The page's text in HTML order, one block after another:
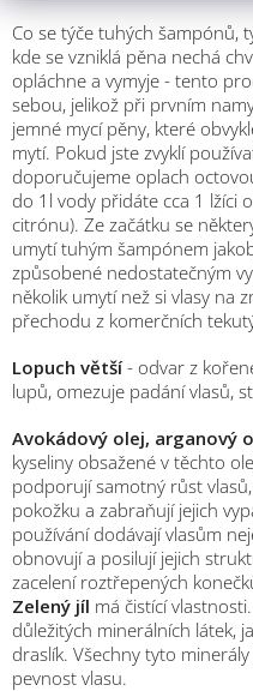
Co se týče tuhých šampónů,
kde se vzniklá pěna nechá
opláchne a vymyje - tento
sebou, jelikož při prvním
jemné mycí pěny, které
mytí. Pokud jste zvyklí
doporučujeme oplach
do 1l vody přidáte cca 1 lžíci
citrónu). Ze začátku se
umytí tuhým šampónem
způsobené nedostatečným
několik umytí než si vlasy na
přechodu z komerčních
Lopuch větší - odvar z
lupů, omezuje padání vlasů,
Avokádový olej, arganový
kyseliny obsažené v těchto
podporují samotný růst
pokožku a zabraňují jejich
používání dodávají vlasům
obnovují a posilují jejich
zacelení roztřepených
Zelený jíl má čistící
důležitých minerálních látek,
draslík. Všechny tyto
pevnost vlasu.